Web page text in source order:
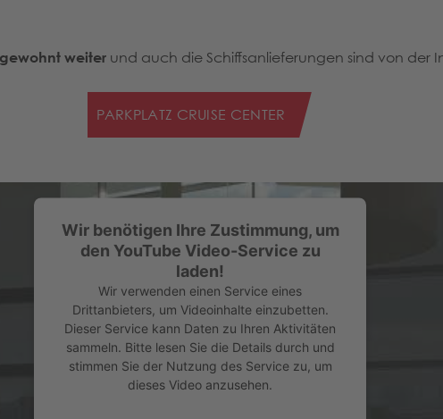
weiter und auch die Schiffsanlieferungen sind von der
PARKPLATZ CRUISE CENTER
Wir benötigen Ihre Zustimmung, um
den YouTube Video-Service zu
laden!
Wir verwenden einen Service eines
Drittanbieters, um Videoinhalte einzubetten.
Dieser Service kann Daten zu Ihren Aktivitäten
sammeln. Bitte lesen Sie die Details durch und
stimmen Sie der Nutzung des Service zu, um
dieses Video anzusehen.